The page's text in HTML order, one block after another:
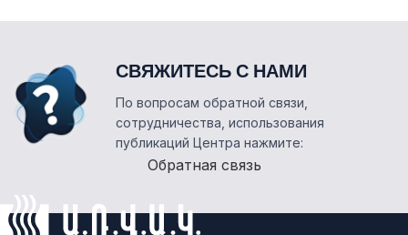
СВЯЖИТЕСЬ С НАМИ
По вопросам обратной связи,
сотрудничества, использования
публикаций Центра нажмите:
Обратная связь